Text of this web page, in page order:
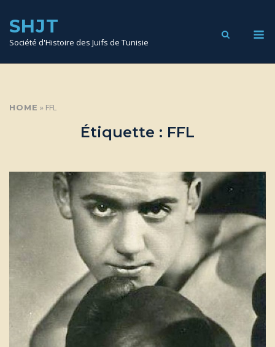
CONTENT
SHJT
Société d'Histoire des Juifs de Tunisie
HOME » FFL
Étiquette : FFL